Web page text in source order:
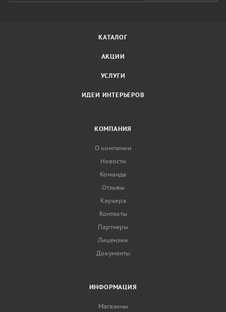
КАТАЛОГ
АКЦИИ
УСЛУГИ
ИДЕИ ИНТЕРЬЕРОВ
КОМПАНИЯ
О компании
Новости
Команда
Отзывы
Карьера
Контакты
Партнеры
Лицензии
Документы
ИНФОРМАЦИЯ
Магазины